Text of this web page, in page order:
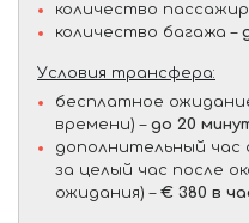
количество
количество багажа –
Условия трансфера:
бесплатное
времени) – до 20
дополнительный час
за целый час после
ожидания) – € 380 в